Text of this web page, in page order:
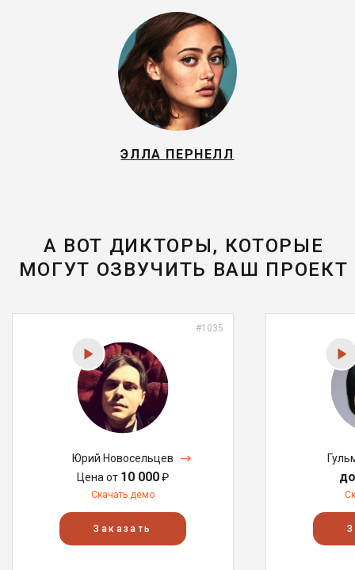
ЭЛЛА ПЕРНЕЛЛ
А ВОТ ДИКТОРЫ, КОТОРЫЕ
МОГУТ ОЗВУЧИТЬ ВАШ ПРОЕКТ
#1035
Юрий Новосельцев
Цена от 10 000₽
Скачать демо
Заказать